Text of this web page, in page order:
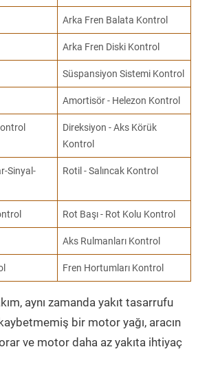
Arka Fren Balata Kontrol
Arka Fren Diski Kontrol
Süspansiyon Sistemi Kontrol
Amortisör - Helezon Kontrol
Direksiyon - Aks Körük
Kontrol
Sinyal-
Rotil - Salıncak Kontrol
Rot Başı - Rot Kolu Kontrol
Aks Rulmanları Kontrol
Fren Hortumları Kontrol
aynı zamanda yakıt tasarrufu
bir motor yağı, aracın
ve motor daha az yakıta ihtiyaç